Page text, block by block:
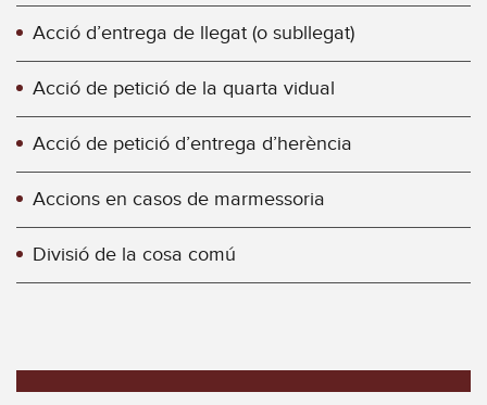
Acció d’entrega de llegat (o subllegat)
Acció de petició de la quarta vidual
Acció de petició d’entrega d’herència
Accions en casos de marmessoria
Divisió de la cosa comú